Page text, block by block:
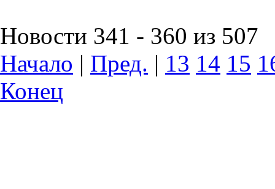
Новости 341 - 360 из 507
Начало | Пред. | 13 14 15
Конец